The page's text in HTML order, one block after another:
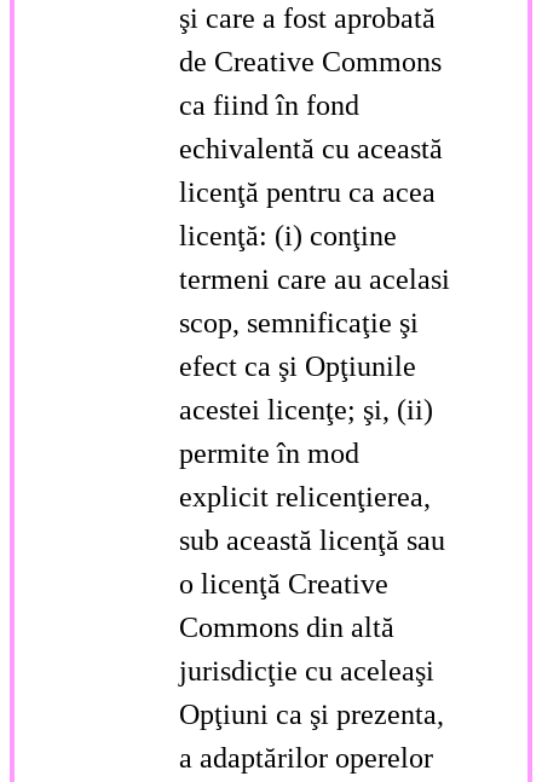
şi care a fost aprobată
de Creative Commons
ca fiind în fond
echivalentă cu această
licenţă pentru ca acea
licenţă: (i) conţine
termeni care au acelasi
scop, semnificaţie şi
efect ca şi Opţiunile
acestei licenţe; şi, (ii)
permite în mod
explicit relicenţierea,
sub această licenţă sau
o licenţă Creative
Commons din altă
jurisdicţie cu aceleaşi
Opţiuni ca şi prezenta,
a adaptărilor operelor